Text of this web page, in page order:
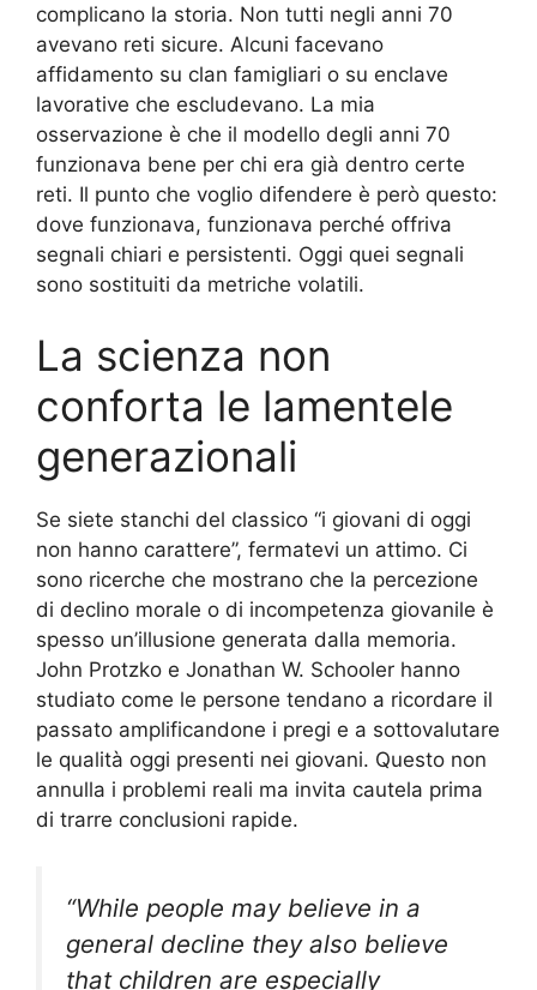
complicano la storia. Non tutti negli anni 70
avevano reti sicure. Alcuni facevano
affidamento su clan famigliari o su enclave
lavorative che escludevano. La mia
osservazione è che il modello degli anni 70
funzionava bene per chi era già dentro certe
reti. Il punto che voglio difendere è però questo:
dove funzionava, funzionava perché offriva
segnali chiari e persistenti. Oggi quei segnali
sono sostituiti da metriche volatili.
La scienza non
conforta le lamentele
generazionali
Se siete stanchi del classico “i giovani di oggi
non hanno carattere”, fermatevi un attimo. Ci
sono ricerche che mostrano che la percezione
di declino morale o di incompetenza giovanile è
spesso un’illusione generata dalla memoria.
John Protzko e Jonathan W. Schooler hanno
studiato come le persone tendano a ricordare il
passato amplificandone i pregi e a sottovalutare
le qualità oggi presenti nei giovani. Questo non
annulla i problemi reali ma invita cautela prima
di trarre conclusioni rapide.
“While people may believe in a
general decline they also believe
that children are especially